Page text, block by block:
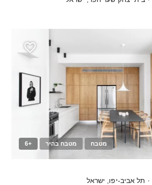
מטבח מטבח בהיר +6
· תל אביב-יפו, ישראל